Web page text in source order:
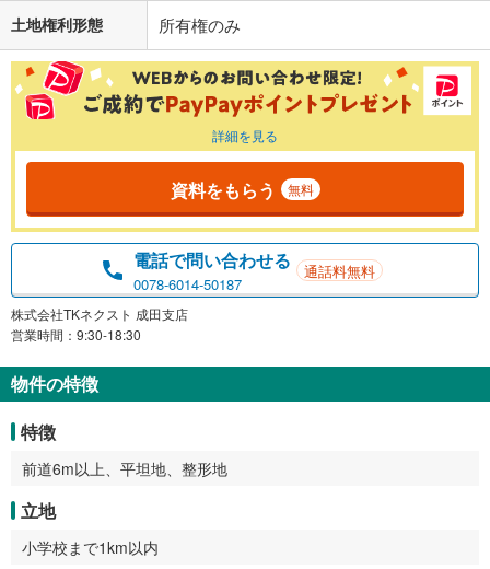
土地権利形態 所有権のみ
詳細を見る
資料をもらう 無料
電話で問い合わせる
0078-6014-50187
通話料無料
株式会社TKネクスト 成田支店
営業時間：9:30-18:30
物件の特徴
特徴
前道6m以上、平坦地、整形地
立地
小学校まで1km以内